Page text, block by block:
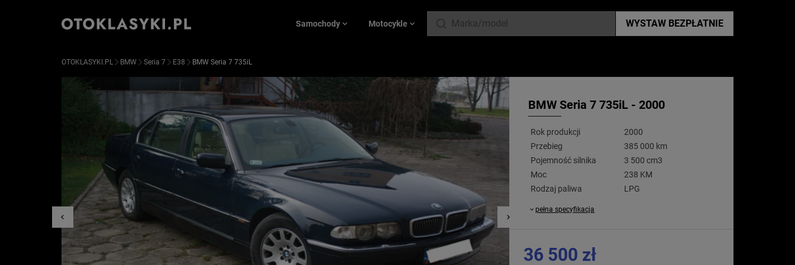
Samochody Motocykle WYSTAW BEZPŁATNIE
OTOKLASYKI.PL BMW Seria 7 E38 BMW Seria 7 735iL
BMW Seria 7 735iL - 2000
Rok produkcji
2000
Przebieg
385 000 km
Pojemność silnika
3 500 cm3
Moc
238 KM
Rodzaj paliwa
LPG
pełna specyfikacja
36 500 zł